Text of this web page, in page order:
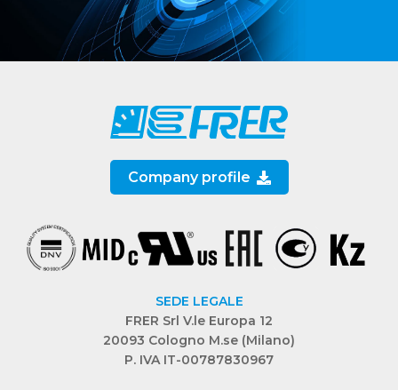
Company profile
SEDE LEGALE
FRER Srl V.le Europa 12
20093 Cologno M.se (Milano)
P. IVA IT-00787830967